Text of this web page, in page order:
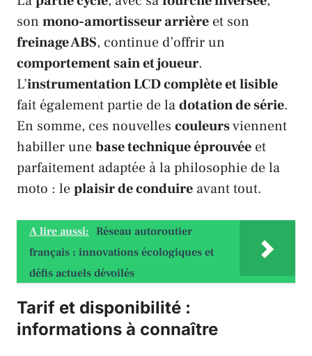
son mono-amortisseur arrière et son
freinage ABS, continue d’offrir un
comportement sain et joueur.
L’instrumentation LCD complète et lisible
fait également partie de ladotation de série.
En somme, ces nouvelles couleursviennent
habiller unebase technique éprouvée et
parfaitement adaptée à la philosophie de la
moto : leplaisir de conduire avant tout.
A lire aussi: Réseau autoroutier
français : innovations écologiques et
défis actuels dévoilés
Tarif et disponibilité :
informations à connaître